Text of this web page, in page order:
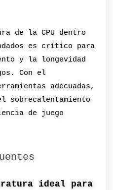
de la CPU dentro
es crítico para
y la longevidad
Con el
adecuadas,
sobrecalentamiento
de juego
ideal para